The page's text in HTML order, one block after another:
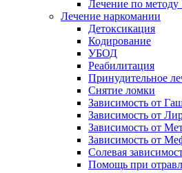
Лечение по
Лечение наркомании
Детоксикация
Кодирование
УБОД
Реабилитация
Принудительное
Снятие ломки
Зависимость от
Зависимость от
Зависимость от
Зависимость от
Солевая
Помощь при